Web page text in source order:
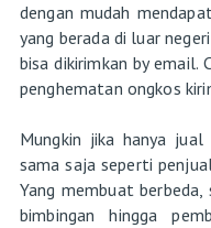
dengan mudah
yang berada di luar
bisa dikirimkan by
penghematan ongkos
Mungkin jika hanya
sama saja seperti
Yang membuat
bimbingan hingga